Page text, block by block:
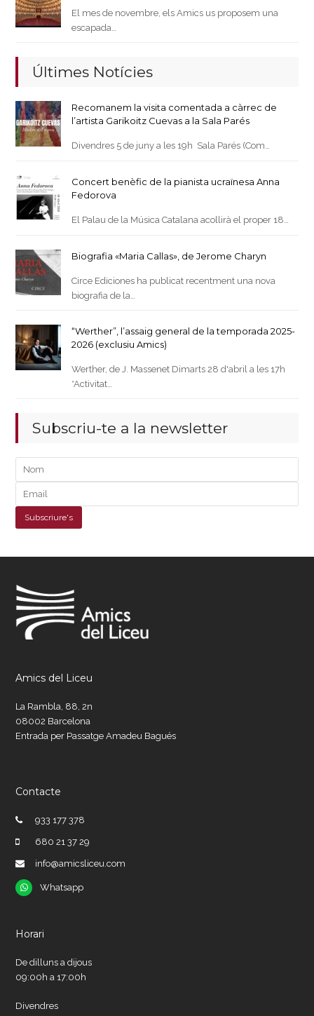
El mes de novembre, els Amics us proposem una
escapada…
Últimes Notícies
Recomanem la visita comentada a càrrec de
l’artista Garikoitz Cuevas a la Sala Parés
Divendres 5 de juny a les 19h Sala Parés (Com…
Concert benèfic de la pianista ucraïnesa Anna
Fedorova
El Palau de la Música Catalana acollirà el proper 18…
Biografia «Maria Callas», de Jerome Charyn
Circe Ediciones ha publicat recentment una nova
biografia de la…
“Werther”, l’assaig general de la temporada 2025-
2026 (exclusiu Amics)
Werther, de J. Massenet Dimarts 28 d'abril a les 17h
*Activitat…
Subscriu-te a la newsletter
Amics del Liceu
La Rambla, 88, 2n
08002 Barcelona
Entrada per Passatge Amadeu Bagués
Contacte
933 177 378
680 21 37 29
info@amicsliceu.com
Whatsapp
Whatsapp
Horari
De dilluns a dijous
09:00h a 17:00h
Divendres